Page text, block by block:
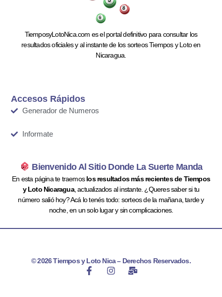
TiemposyLotoNica.com es el portal definitivo para consultar los
resultados oficiales y al instante de los sorteos Tiempos y Loto en
Nicaragua.
Accesos Rápidos
Generador de Numeros
Informate
Bienvenido Al Sitio Donde La Suerte Manda
En esta página te traemoslos resultados más recientes de Tiempos
y Loto Nicaragua, actualizados al instante. ¿Queres saber si tu
número salió hoy? Acá lo tenés todo: sorteos de la mañana, tarde y
noche, en un solo lugar y sin complicaciones.
© 2026 Tiempos y Loto Nica – Derechos Reservados.
F
a
I
M